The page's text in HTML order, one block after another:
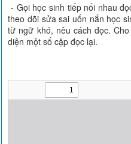
- Gọi học sinh tiếp nối nhau
theo dõi sửa sai uốn nắn học
từ ngữ khó, nêu cách đọc.
diện một số cặp đọc lại.